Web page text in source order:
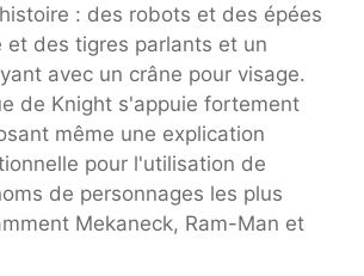
: des robots et des épées
et des tigres parlants et un
avec un crâne pour visage.
de Knight s'appuie fortement
même une explication
pour l'utilisation de
de personnages les plus
Mekaneck, Ram-Man et